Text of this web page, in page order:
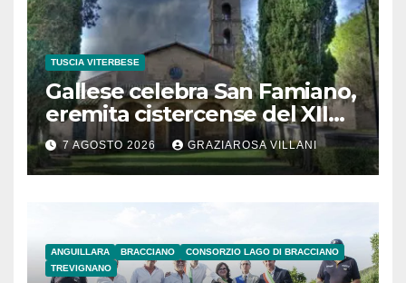
TUSCIA VITERBESE
Gallese celebra San Famiano,
eremita cistercense del XII
secolo
7 AGOSTO 2026 GRAZIAROSA VILLANI
ANGUILLARA BRACCIANO
CONSORZIO LAGO DI BRACCIANO
TREVIGNANO